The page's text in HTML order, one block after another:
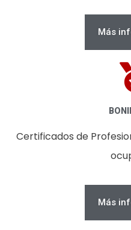
Más
Certificados de
Más